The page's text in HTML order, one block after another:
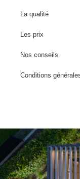
La qualité
Les prix
Nos conseils
Conditions